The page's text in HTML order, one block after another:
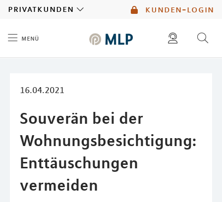
kunden-login
privatkunden
menü
16.04.2021
Souverän bei der
Wohnungsbesichtigung:
Enttäuschungen
vermeiden